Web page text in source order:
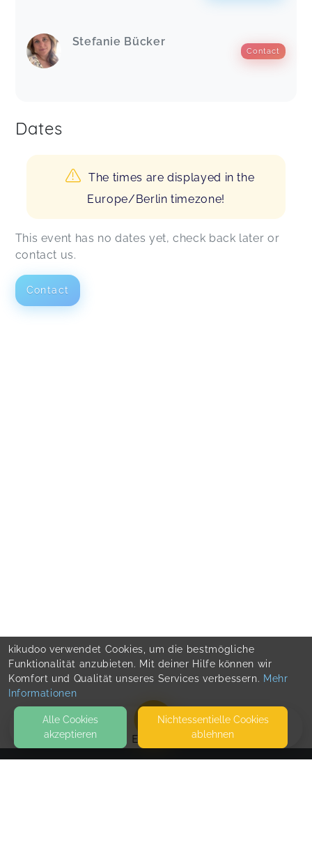
EVENTS
Stefanie Bücker
Contact
Dates
The times are displayed in the
Europe/Berlin timezone!
This event has no dates yet, check back later or
contact us.
Contact
kikudoo verwendet Cookies, um die bestmögliche
Funktionalität anzubieten. Mit deiner Hilfe können wir
Komfort und Qualität unseres Services verbessern. Mehr
Informationen
Alle Cookies
akzeptieren
Nicht­essentielle Cookies
ablehnen